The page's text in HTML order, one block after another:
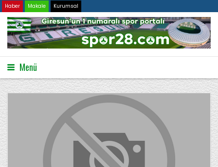
Haber Makale Kurumsal
Menü